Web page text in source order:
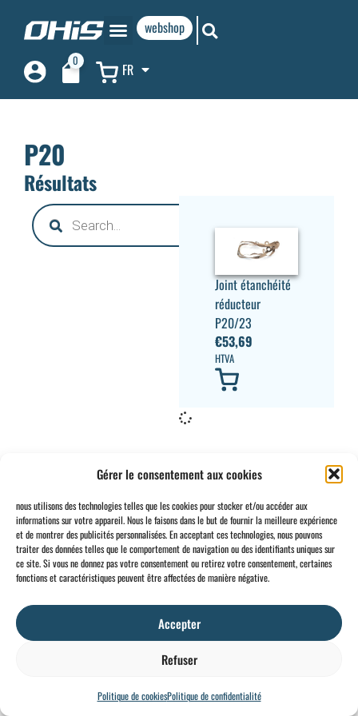
Gérer le consentement aux cookies
nous utilisons des technologies telles que les cookies pour stocker et/ou accéder aux
informations sur votre appareil. Nous le faisons dans le but de fournir la meilleure expérience
et de montrer des publicités personnalisées. En acceptant ces technologies, nous pouvons
traiter des données telles que le comportement de navigation ou des identifiants uniques sur
ce site. Si vous ne donnez pas votre consentement ou retirez votre consentement, certaines
fonctions et caractéristiques peuvent être affectées de manière négative.
Accepter
Refuser
Politique de cookiesPolitique de confidentialité
webshop
0 FR
P20
Résultats
Joint étanchéité
réducteur
P20/23
€53,69
HTVA
CONTACT
+32 2 897 34
64
Rue des
Foudriers
7822
INFO
Conditions
générales
Cookies
Mentions
BE0734
706 308